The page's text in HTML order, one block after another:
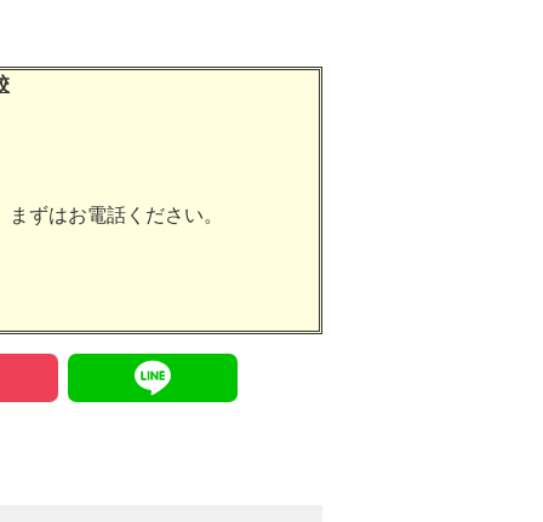
ずはお電話ください。